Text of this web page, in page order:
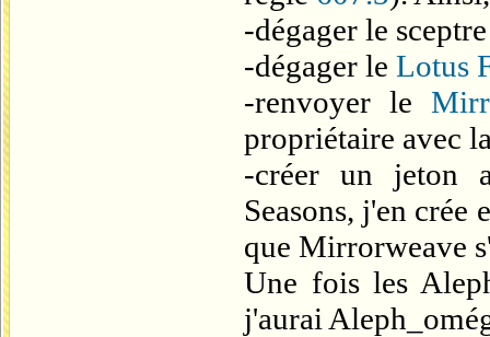
-dégager le
-dégager le Lotus
-renvoyer le
propriétaire avec
-créer un jeton
Seasons, j'en
que Mirrorweave
Une fois les
j'aurai